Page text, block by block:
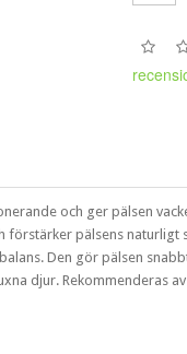
och ger pälsen
förstärker pälsens
Den gör pälsen
djur. Rekommenderas